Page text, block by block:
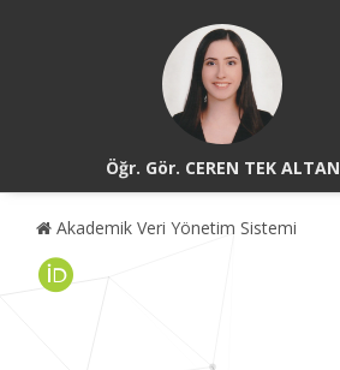
Öğr. Gör. CEREN TEK ALTAN
Akademik Veri Yönetim Sistemi